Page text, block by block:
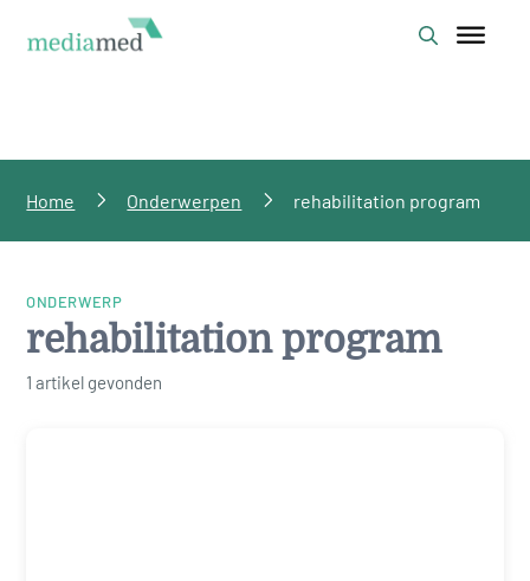
Home Onderwerpen rehabilitation program
ONDERWERP
rehabilitation program
1 artikel gevonden